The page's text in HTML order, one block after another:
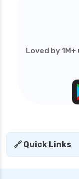
Loved by
🔗 Quick Links